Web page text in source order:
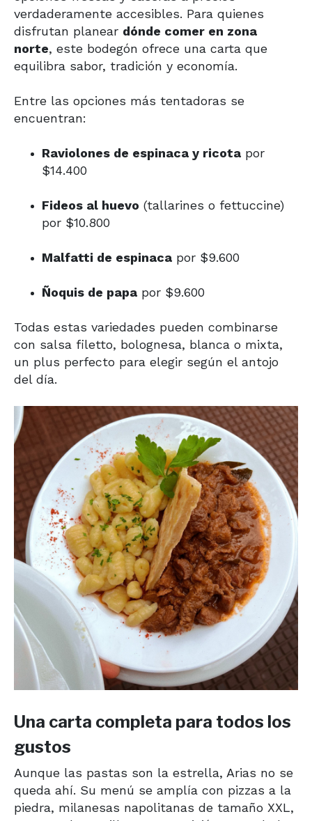
verdaderamente accesibles. Para quienes
disfrutan planear dónde comer en zona
norte, este bodegón ofrece una carta que
equilibra sabor, tradición y economía.
Entre las opciones más tentadoras se
encuentran:
Raviolones de espinaca y ricota por
$14.400
Fideos al huevo (tallarines o fettuccine)
por $10.800
Malfatti de espinaca por $9.600
Ñoquis de papa por $9.600
Todas estas variedades pueden combinarse
con salsa filetto, bolognesa, blanca o mixta,
un plus perfecto para elegir según el antojo
del día.
Una carta completa para todos los
gustos
Aunque las pastas son la estrella, Arias no se
queda ahí. Su menú se amplía con pizzas a la
piedra, milanesas napolitanas de tamaño XXL,